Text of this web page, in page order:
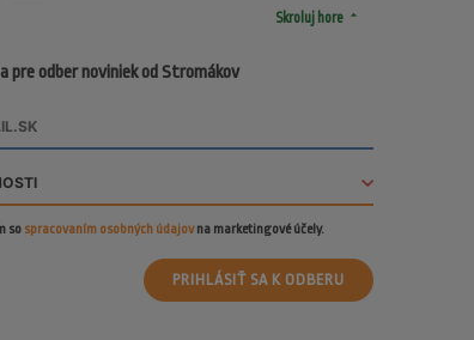
Skroluj hore arrow_drop_up
pre odber noviniek od Stromákov
so spracovaním osobných údajovna marketingové účely.
PRIHLÁSIŤ SA K ODBERU